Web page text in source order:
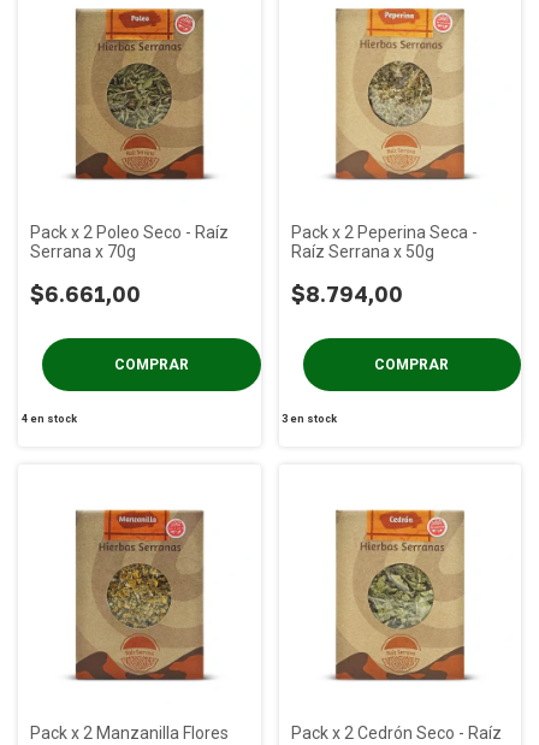
Pack x 2 Poleo Seco - Raíz
Serrana x 70g
$6.661,00
4en stock
Pack x 2 Peperina Seca -
Raíz Serrana x 50g
$8.794,00
3 en stock
Pack x 2 Manzanilla Flores
Pack x 2 Cedrón Seco - Raíz